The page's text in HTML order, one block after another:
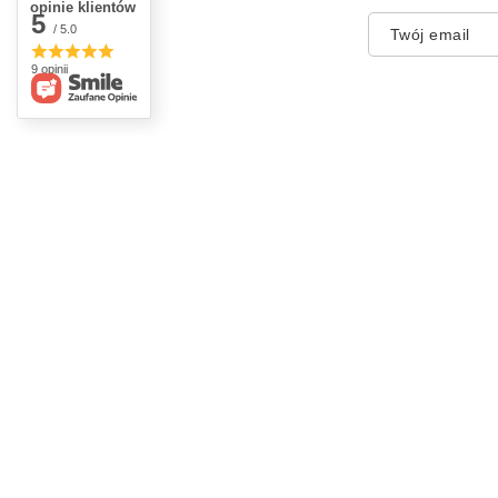
Twój email
opinie klientów
5 / 5.0
9 opinii